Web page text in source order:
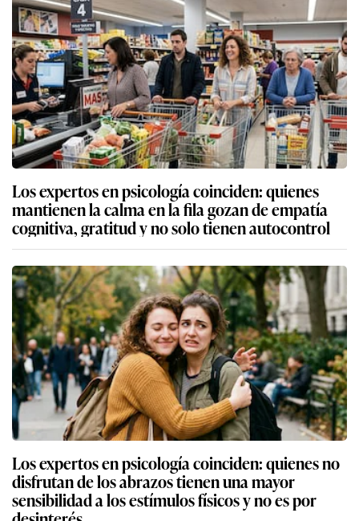
Los expertos en psicología coinciden: quienes
mantienen la calma en la fila gozan de empatía
cognitiva, gratitud y no solo tienen autocontrol
Los expertos en psicología coinciden: quienes no
disfrutan de los abrazos tienen una mayor
sensibilidad a los estímulos físicos y no es por